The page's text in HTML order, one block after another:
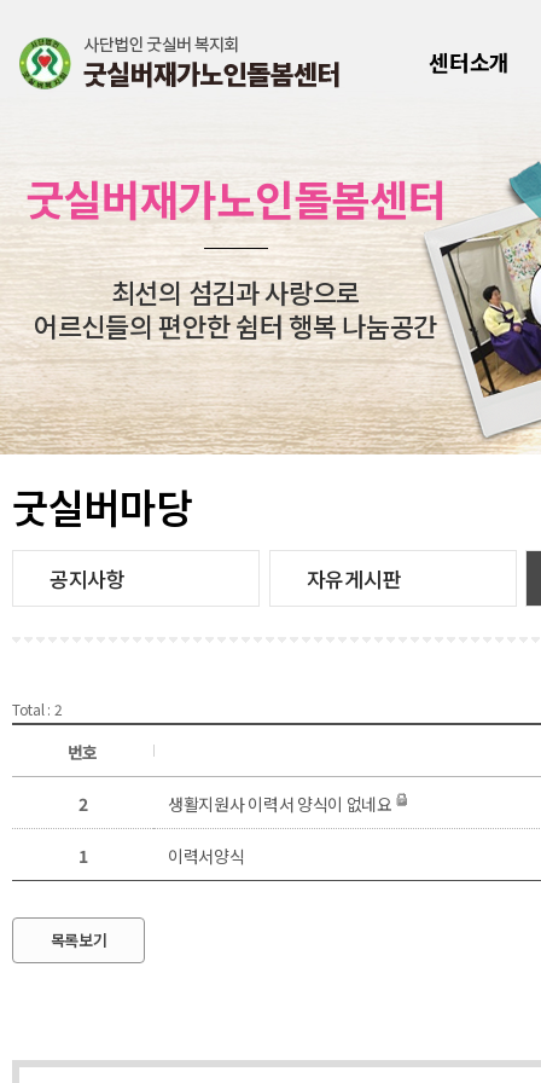
센터소개
굿실버재가노인돌봄센터
최선의 섬김과 사랑으로
어르신들의 편안한 쉼터 행복 나눔공간
굿실버마당
공지사항 자유게시판
Total : 2
번호
2 생활지원사 이력서 양식이 없네요
1 이력서양식
목록보기